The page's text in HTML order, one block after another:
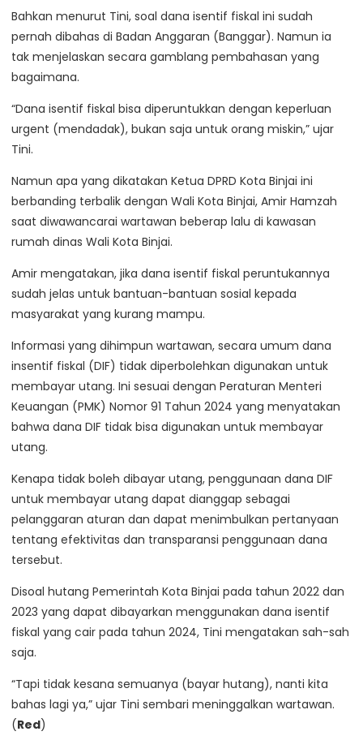
Bahkan menurut Tini, soal dana isentif fiskal ini sudah
pernah dibahas di Badan Anggaran (Banggar). Namun ia
tak menjelaskan secara gamblang pembahasan yang
bagaimana.
“Dana isentif fiskal bisa diperuntukkan dengan keperluan
urgent (mendadak), bukan saja untuk orang miskin,” ujar
Tini.
Namun apa yang dikatakan Ketua DPRD Kota Binjai ini
berbanding terbalik dengan Wali Kota Binjai, Amir Hamzah
saat diwawancarai wartawan beberap lalu di kawasan
rumah dinas Wali Kota Binjai.
Amir mengatakan, jika dana isentif fiskal peruntukannya
sudah jelas untuk bantuan-bantuan sosial kepada
masyarakat yang kurang mampu.
Informasi yang dihimpun wartawan, secara umum dana
insentif fiskal (DIF) tidak diperbolehkan digunakan untuk
membayar utang. Ini sesuai dengan Peraturan Menteri
Keuangan (PMK) Nomor 91 Tahun 2024 yang menyatakan
bahwa dana DIF tidak bisa digunakan untuk membayar
utang.
Kenapa tidak boleh dibayar utang, penggunaan dana DIF
untuk membayar utang dapat dianggap sebagai
pelanggaran aturan dan dapat menimbulkan pertanyaan
tentang efektivitas dan transparansi penggunaan dana
tersebut.
Disoal hutang Pemerintah Kota Binjai pada tahun 2022 dan
2023 yang dapat dibayarkan menggunakan dana isentif
fiskal yang cair pada tahun 2024, Tini mengatakan sah-sah
saja.
“Tapi tidak kesana semuanya (bayar hutang), nanti kita
bahas lagi ya,” ujar Tini sembari meninggalkan wartawan.
(Red)